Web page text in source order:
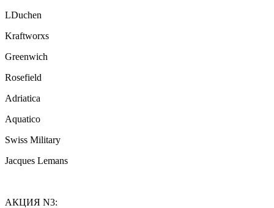
LDuchen
Kraftworxs
Greenwich
Rosefield
Adriatica
Aquatico
Swiss Military
Jacques Lemans
АКЦИЯ N3: